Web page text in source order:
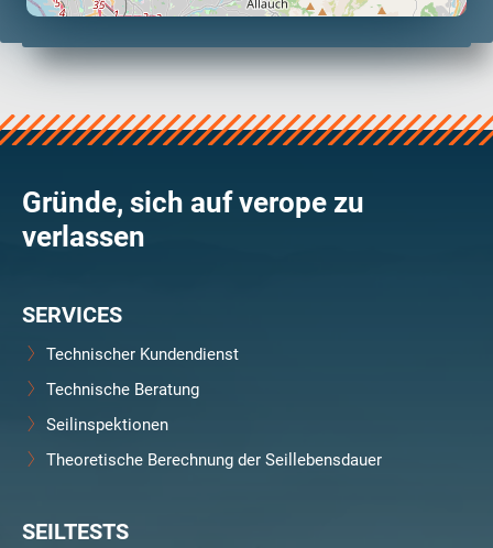
Gründe, sich auf verope zu
verlassen
SERVICES
Technischer Kundendienst
Technische Beratung
Seilinspektionen
Theoretische Berechnung der Seillebensdauer
SEILTESTS